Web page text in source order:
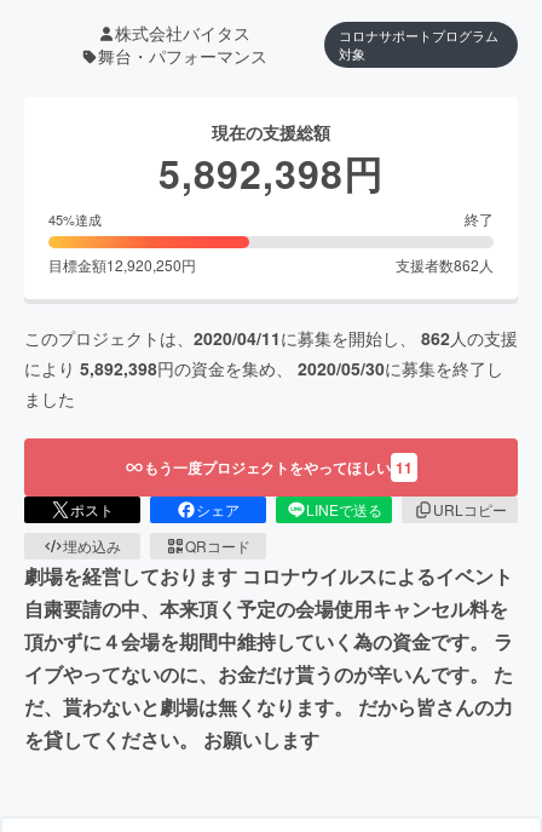
株式会社バイタス
舞台・パフォーマンス
コロナサポートプログラム
対象
現在の支援総額
5,892,398円
45%達成 終了
目標金額12,920,250円 支援者数862 人
このプロジェクトは、 2020/04/11に募集を開始し、 862人の支援
により 5,892,398円の資金を集め、 2020/05/30に募集を終了し
ました
もう一度プロジェクトをやってほしい 11
ポスト シェア LINEで送る
URLコピー
埋め込み
QRコード
劇場を経営しております コロナウイルスによるイベント
自粛要請の中、本来頂く予定の会場使用キャンセル料を
頂かずに４会場を期間中維持していく為の資金です。 ラ
イブやってないのに、お金だけ貰うのが辛いんです。 た
だ、貰わないと劇場は無くなります。 だから皆さんの力
を貸してください。 お願いします